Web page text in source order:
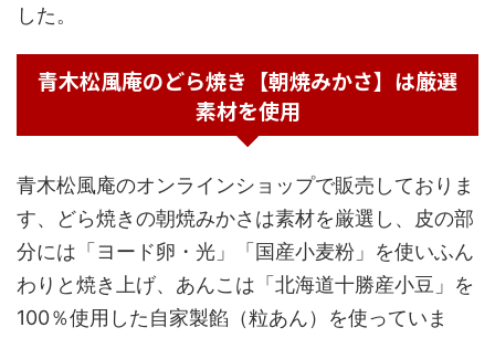
した。
青木松風庵のどら焼き【朝焼みかさ】は厳選
素材を使用
青木松風庵のオンラインショップで販売しておりま
す、どら焼きの朝焼みかさは素材を厳選し、皮の部
分には「ヨード卵・光」「国産小麦粉」を使いふん
わりと焼き上げ、あんこは「北海道十勝産小豆」を
100％使用した自家製餡（粒あん）を使っていま